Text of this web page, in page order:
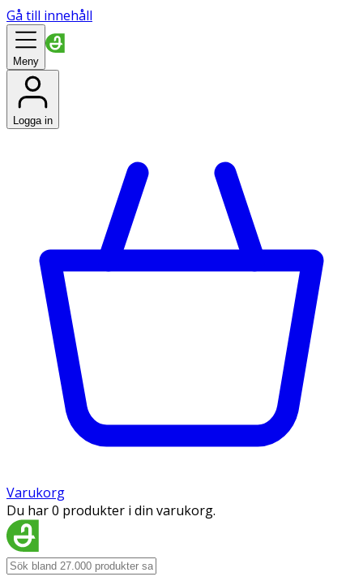
Gå till innehåll
Meny
Logga in
Varukorg
Du har 0 produkter i din varukorg.